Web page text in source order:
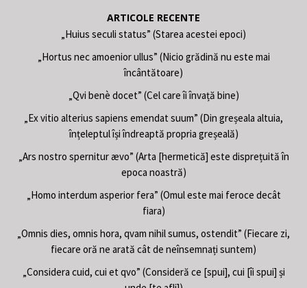
ARTICOLE RECENTE
„Huius seculi status” (Starea acestei epoci)
„Hortus nec amoenior ullus” (Nicio grădină nu este mai
încântătoare)
„Qvi benè docet” (Cel care îi învață bine)
„Ex vitio alterius sapiens emendat suum” (Din greșeala altuia,
înțeleptul își îndreaptă propria greșeală)
„Ars nostro spernitur ævo” (Arta [hermetică] este disprețuită în
epoca noastră)
„Homo interdum asperior fera” (Omul este mai feroce decât
fiara)
„Omnis dies, omnis hora, qvam nihil sumus, ostendit” (Fiecare zi,
fiecare oră ne arată cât de neînsemnați suntem)
„Considera cuid, cui et qvo” (Consideră ce [spui], cui [îi spui] și